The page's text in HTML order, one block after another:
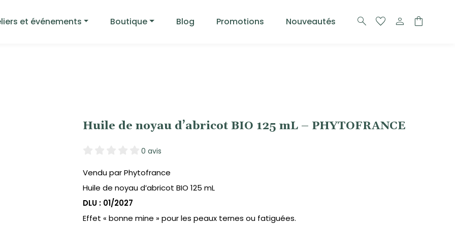
et événements Boutique Blog Promotions Nouveautés search favorite person shopping_bag
Huile de noyau d’abricot BIO 125 mL – PHYTOFRANCE
0 avis
Vendu par Phytofrance
Huile de noyau d’abricot BIO 125 mL
DLU : 01/2027
Effet « bonne mine » pour les peaux ternes ou fatiguées.